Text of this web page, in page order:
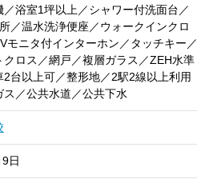
／浴室1坪以上／シャワー付洗面台／
／温水洗浄便座／ウォークインクロ
モニタ付インターホン／タッチキー／
クロス／網戸／複層ガラス／ZEH水準
2台以上可／整形地／2駅2線以上利用
ス／公共水道／公共下水
日